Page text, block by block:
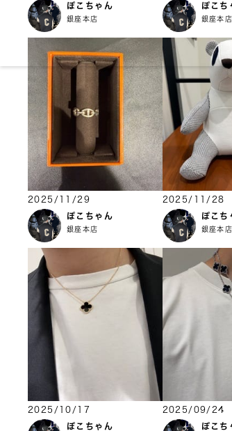
ぽこちゃん
銀座本店
ぽこち
銀座本店
2025/11/29
ぽこちゃん
銀座本店
2025/11/28
ぽこち
銀座本店
2025/10/17
ぽこちゃん
2025/09/24
ぽこち